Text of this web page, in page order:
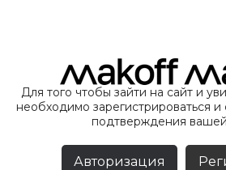
Для того чтобы зайти на сайт и
необходимо зарегистрироваться и
подтверждения вашей
Авторизация